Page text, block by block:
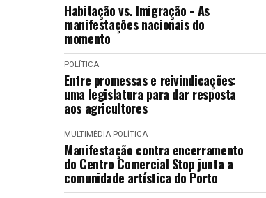
Habitação vs. Imigração - As
manifestações nacionais do
momento
POLÍTICA
Entre promessas e reivindicações:
uma legislatura para dar resposta
aos agricultores
MULTIMÉDIA POLÍTICA
Manifestação contra encerramento
do Centro Comercial Stop junta a
comunidade artística do Porto